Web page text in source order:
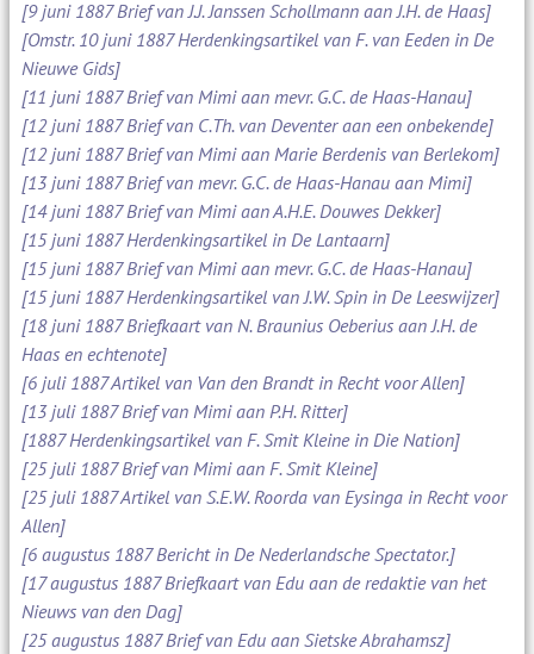
[9 juni 1887 Brief van J.J. Janssen Schollmann aan J.H. de Haas]
[Omstr. 10 juni 1887 Herdenkingsartikel van F. van Eeden in De
Nieuwe Gids]
[11 juni 1887 Brief van Mimi aan mevr. G.C. de Haas-Hanau]
[12 juni 1887 Brief van C.Th. van Deventer aan een onbekende]
[12 juni 1887 Brief van Mimi aan Marie Berdenis van Berlekom]
[13 juni 1887 Brief van mevr. G.C. de Haas-Hanau aan Mimi]
[14 juni 1887 Brief van Mimi aan A.H.E. Douwes Dekker]
[15 juni 1887 Herdenkingsartikel in De Lantaarn]
[15 juni 1887 Brief van Mimi aan mevr. G.C. de Haas-Hanau]
[15 juni 1887 Herdenkingsartikel van J.W. Spin in De Leeswijzer]
[18 juni 1887 Briefkaart van N. Braunius Oeberius aan J.H. de
Haas en echtenote]
[6 juli 1887 Artikel van Van den Brandt in Recht voor Allen]
[13 juli 1887 Brief van Mimi aan P.H. Ritter]
[1887 Herdenkingsartikel van F. Smit Kleine in Die Nation]
[25 juli 1887 Brief van Mimi aan F. Smit Kleine]
[25 juli 1887 Artikel van S.E.W. Roorda van Eysinga in Recht voor
Allen]
[6 augustus 1887 Bericht in De Nederlandsche Spectator.]
[17 augustus 1887 Briefkaart van Edu aan de redaktie van het
Nieuws van den Dag]
[25 augustus 1887 Brief van Edu aan Sietske Abrahamsz]